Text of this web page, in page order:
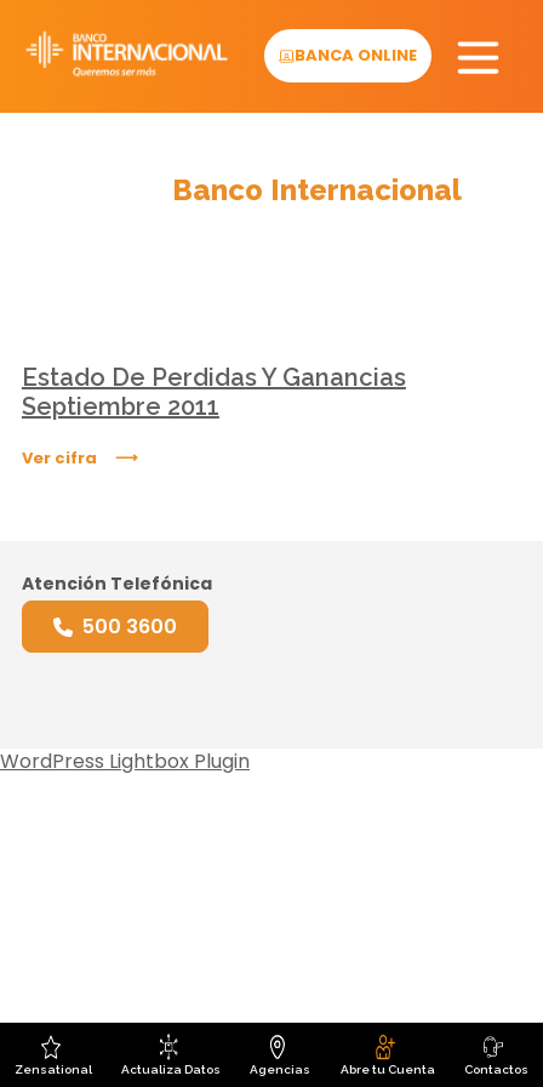
content
BANCA ONLINE
Banco Internacional
Estado De Perdidas Y Ganancias
Septiembre 2011
Ver cifra
Atención Telefónica
500 3600
Zensational Actualiza Datos Agencias Abre tu Cuenta Contactos
WordPress Lightbox Plugin